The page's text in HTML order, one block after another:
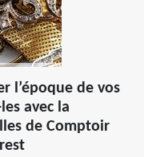
l’époque de vos
avec la
de Comptoir